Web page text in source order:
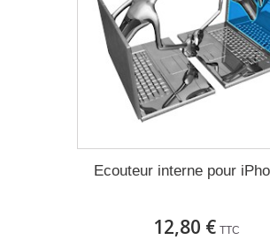
Ecouteur interne pour
12,80 € TTC